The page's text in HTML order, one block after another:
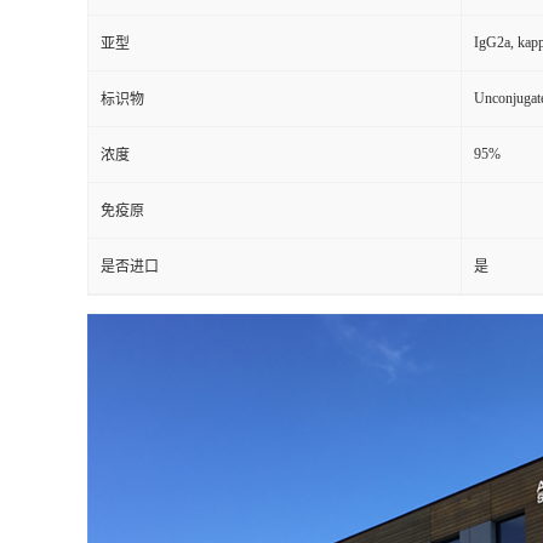
亚型 IgG2a,
标识物
浓度 95%
免疫原
是否进口 是